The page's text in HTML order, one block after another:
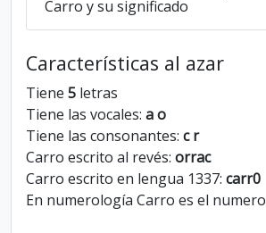
Carro y su significado
Características al azar
Tiene 5 letras
Tiene las vocales: a o
Tiene las consonantes: c r
Carro escrito al revés: orrac
Carro escrito en lengua 1337: carr0
En numerología Carro es el numero